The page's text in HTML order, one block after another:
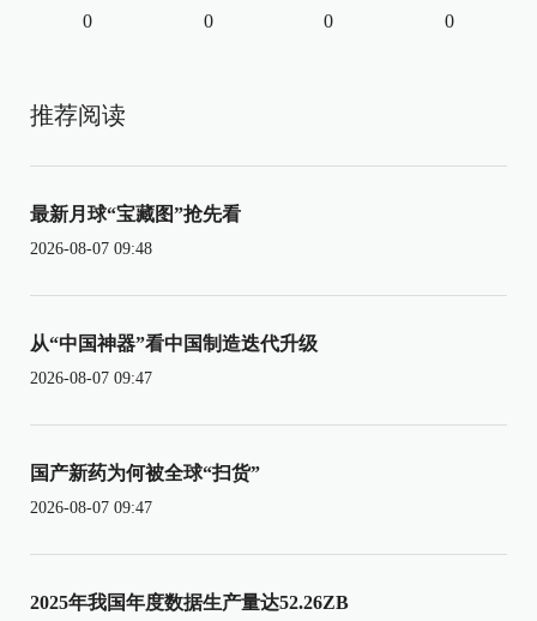
0 0 0 0
推荐阅读
最新月球“宝藏图”抢先看
2026-08-07 09:48
从“中国神器”看中国制造迭代升级
2026-08-07 09:47
国产新药为何被全球“扫货”
2026-08-07 09:47
2025年我国年度数据生产量达52.26ZB